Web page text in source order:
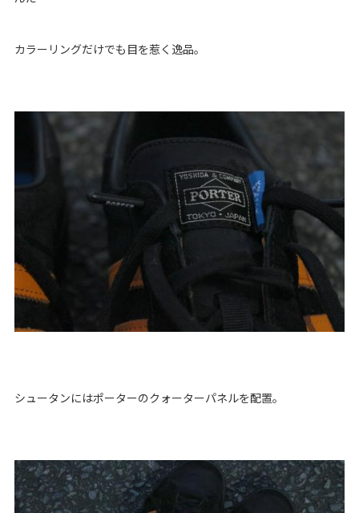
カラーリングだけでも目を惹く逸品。
シュータンにはポーターのクォーターパネルを配置。